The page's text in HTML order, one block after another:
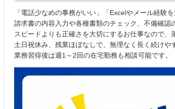
「電話少なめの事務がいい」「Excelやメール経験
請求書の内容入力や各種書類のチェック、不備確認
スピードよりも正確さを大切にするお仕事なので、
土日祝休み、残業ほぼなしで、無理なく長く続けや
業務習得後は週1～2回の在宅勤務も相談可能です。